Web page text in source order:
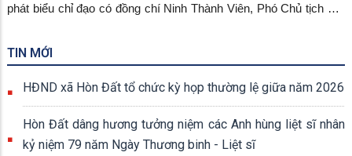
phát biểu chỉ đạo có đồng chí Ninh Thành Viên, Phó Chủ tịch Hội
Đảng ủy xã Hòn Đất; đồng chí Vũ Quốc Lập – Phó Chủ tịch Hội
đồng nhân dân xã; đồng chí Đào Thị Thu Huyền – Phó Chủ tịch
UBND xã Hòn Đất; Ban thường trực Ủy ban MTTQ Việt Nam xã
Kiểm tra Đảng ủy xã; đồng chí Trần Thị Ngọc Trầm – Giám đốc
Trung tâm Chính trị xã; đại diện các cơ quan, ban ngành, đoàn
TIN MỚI
HĐND xã Hòn Đất tổ chức kỳ họp thường lệ giữa năm 2026
Hòn Đất dâng hương tưởng niệm các Anh hùng liệt sĩ nhân
kỷ niệm 79 năm Ngày Thương binh - Liệt sĩ